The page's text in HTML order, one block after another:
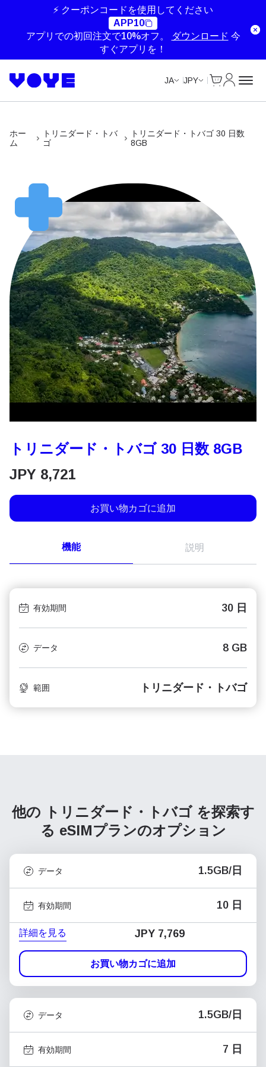
⚡ クーポンコードを使用してください
APP10
アプリでの初回注文で10%オフ。
ダウンロード 今
すぐアプリを！
JA JPY
ホー
ム
トリニダード・トバ
ゴ
トリニダード・トバゴ 30 日数
8GB
トリニダード・トバゴ 30 日数 8GB
JPY 8,721
お買い物カゴに追加
機能 説明
有効期間 30 日
データ 8 GB
範囲 トリニダード・トバゴ
他の トリニダード・トバゴ を探索す
る eSIMプランのオプション
Unlimited Data
データ 1.5GB/日
有効期間 10 日
詳細を見る JPY 7,769
お買い物カゴに追加
Unlimited Data
データ 1.5GB/日
有効期間 7 日
Unlimited Data
Unlimited Data